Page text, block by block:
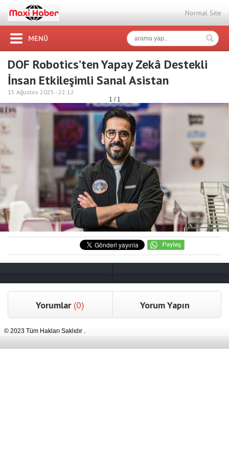
Normal Site
MENÜ
DOF Robotics’ten Yapay Zekâ Destekli
İnsan Etkileşimli Sanal Asistan
15 Ağustos 2025 -22:12
1 / 1
Yorumlar (0) Yorum Yapın
© 2023 Tüm Hakları Saklıdır .